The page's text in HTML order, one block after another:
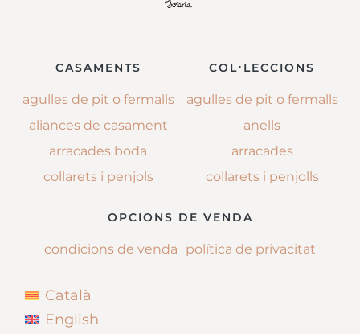
CASAMENTS
agulles de pit o fermalls
aliances de casament
arracades boda
collarets i penjols
COL·LECCIONS
agulles de pit o fermalls
anells
arracades
collarets i penjolls
OPCIONS DE VENDA
condicions de venda política de privacitat
Català
English